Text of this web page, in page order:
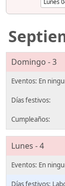
Domingo - 3
Lunes - 4